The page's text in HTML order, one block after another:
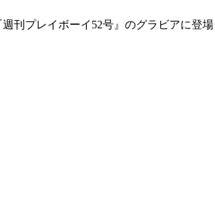
刊プレイボーイ52号』のグラビアに登